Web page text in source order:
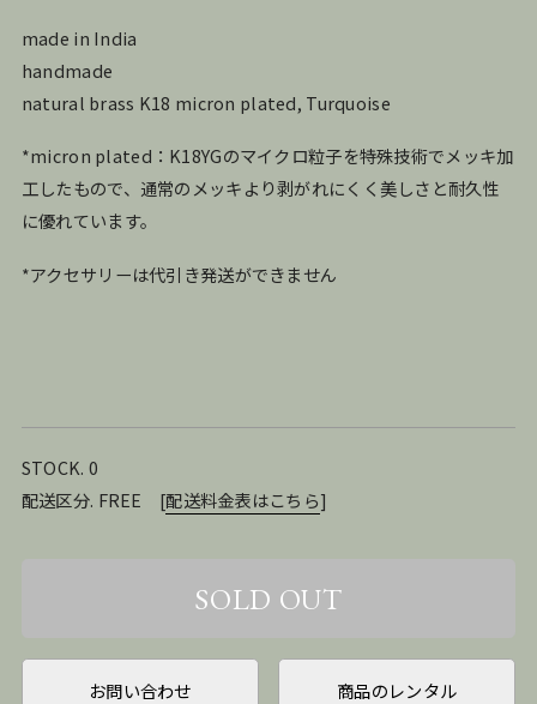
made in India
handmade
natural brass K18 micron plated, Turquoise
*micron plated：K18YGのマイクロ粒子を特殊技術でメッキ加
工したもので、通常のメッキより剥がれにくく美しさと耐久性
に優れています。
*アクセサリーは代引き発送ができません
STOCK. 0
配送区分. FREE [配送料金表はこちら]
お問い合わせ 商品のレンタル